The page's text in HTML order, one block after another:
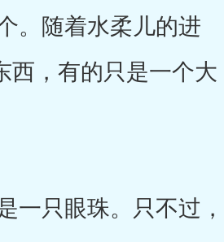
随着水柔儿的进
西，有的只是一个大
只眼珠。只不过，